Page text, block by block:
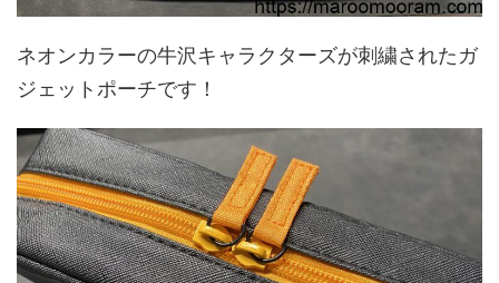
ネオンカラーの牛沢キャラクターズが刺繍されたガ
ジェットポーチです！